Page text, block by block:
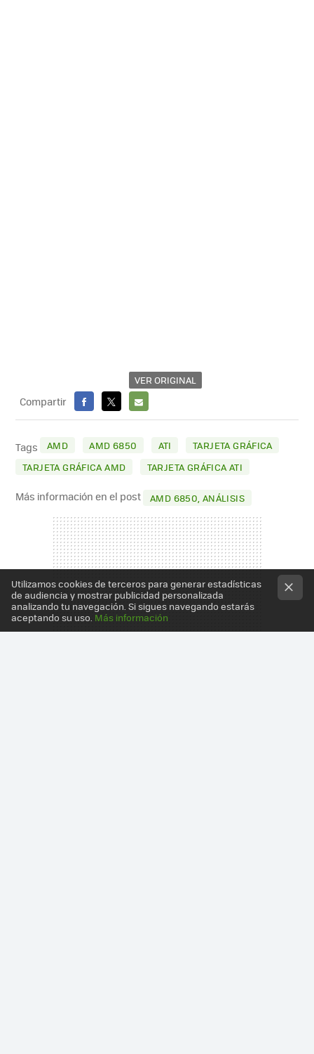
VER ORIGINAL
Compartir
FACEBOOK
X
E-
MAIL
Tags AMD AMD 6850 ATI
TARJETA GRÁFICA
TARJETA GRÁFICA AMD
TARJETA GRÁFICA ATI
Más información en el post AMD 6850, ANÁLISIS
Utilizamos cookies de terceros para generar estadísticas
de audiencia y mostrar publicidad personalizada
analizando tu navegación. Si sigues navegando estarás
aceptando su uso. Más información